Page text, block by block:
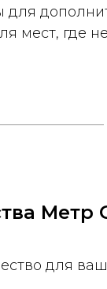
мест, где
Метр
для